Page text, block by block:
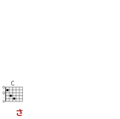
C
さ